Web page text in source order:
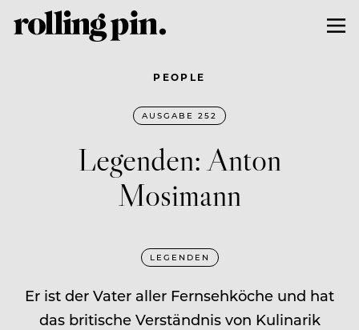
PEOPLE
AUSGABE 252
Legenden: Anton
Mosimann
LEGENDEN
Er ist der Vater aller Fernseh­köche und hat
das britische Verständnis von Kulinarik